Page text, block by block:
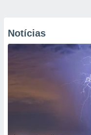
Notícias